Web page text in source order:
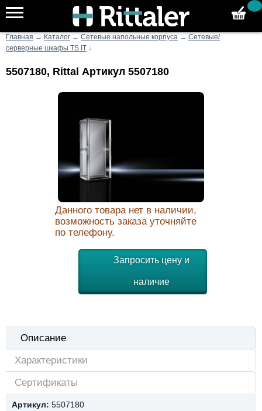
Главная → Каталог → Сетевые напольные корпуса → Сетевые/
серверные шкафы TS IT
↓
5507180, Rittal Артикул 5507180
Данного товара нет в наличии,
возможность заказа уточняйте
по телефону.
Запросить цену и
наличие
Описание
Характеристики
Сертификаты
Артикул: 5507180